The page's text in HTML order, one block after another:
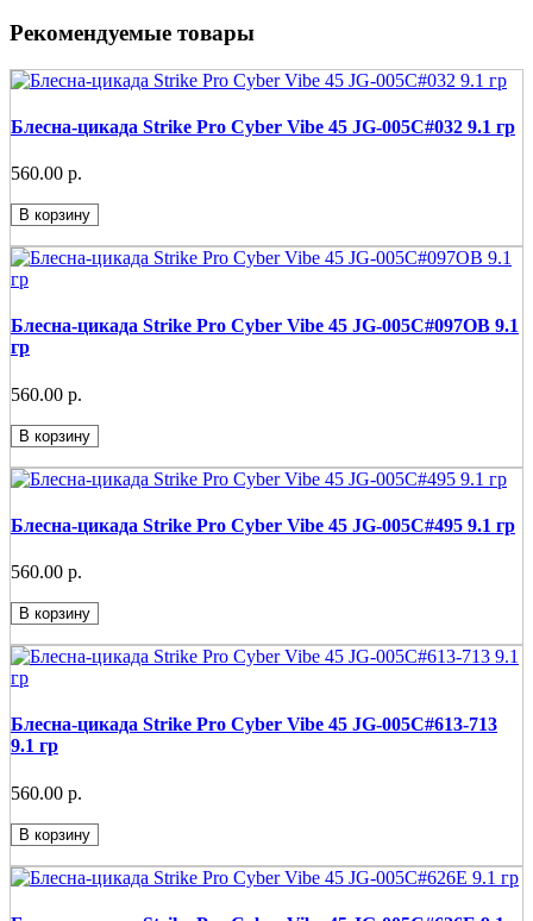
Рекомендуемые товары
Блесна-цикада Strike Pro Cyber Vibe 45 JG-005C#032 9.1 гр
560.00 р.
В корзину
Блесна-цикада Strike Pro Cyber Vibe 45 JG-005C#097OB 9.1
гр
560.00 р.
В корзину
Блесна-цикада Strike Pro Cyber Vibe 45 JG-005C#495 9.1 гр
560.00 р.
В корзину
Блесна-цикада Strike Pro Cyber Vibe 45 JG-005C#613-713
9.1 гр
560.00 р.
В корзину